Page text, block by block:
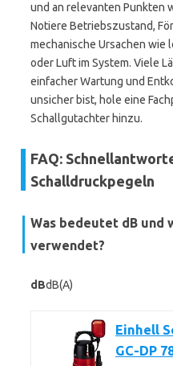
und an relevanten Punkten
Notiere Betriebszustand,
mechanische Ursachen wie
oder Luft im System. Viele
einfacher Wartung und
unsicher bist, hole eine
Schallgutachter hinzu.
FAQ:
Schalldruckpegeln
Was bedeutet dB und
verwendet?
dBdB(A)
Einhell
GC-DP